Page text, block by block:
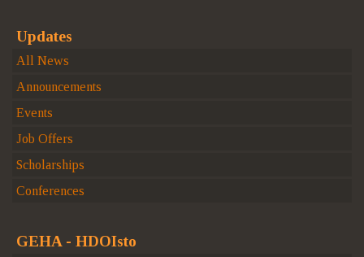
Updates
All News
Announcements
Events
Job Offers
Scholarships
Conferences
GEHA - HDOIsto